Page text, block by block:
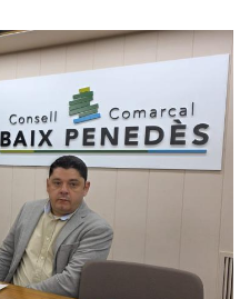
La Diagnosi
Un Nou Pla
I
2026-2030
econòmica